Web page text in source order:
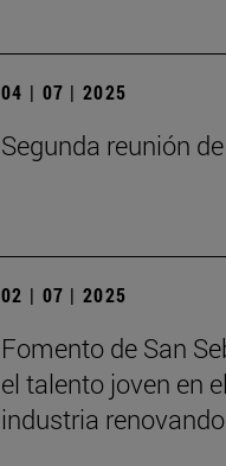
04 | 07 | 2025
Segunda reunión
02 | 07 | 2025
Fomento de San
el talento joven en
industria